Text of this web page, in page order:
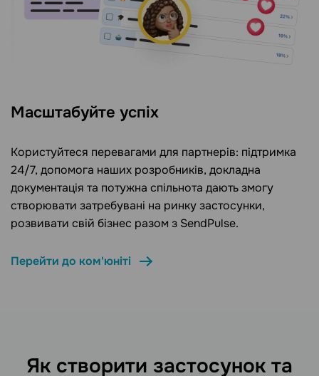
Масштабуйте успіх
Користуйтеся перевагами для партнерів: підтримка
24/7, допомога наших розробників, докладна
документація та потужна спільнота дають змогу
створювати затребувані на ринку застосунки,
розвивати свій бізнес разом з SendPulse.
Перейти до ком'юніті
Як створити застосунок та